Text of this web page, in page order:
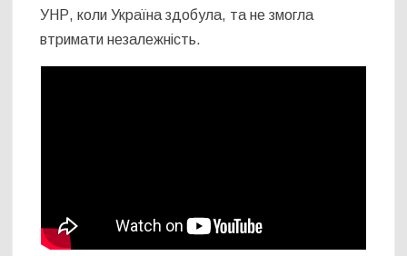
УНР, коли Україна здобула, та не змогла
втримати незалежність.